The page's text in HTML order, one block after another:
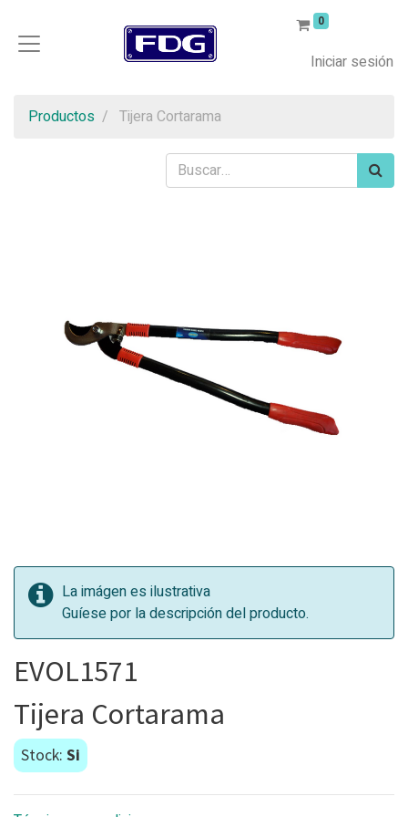
0
Iniciar sesión
Productos Tijera Cortarama
La imágen es ilustrativa
Guíese por la descripción del producto.
EVOL1571
Tijera Cortarama
Stock: Si